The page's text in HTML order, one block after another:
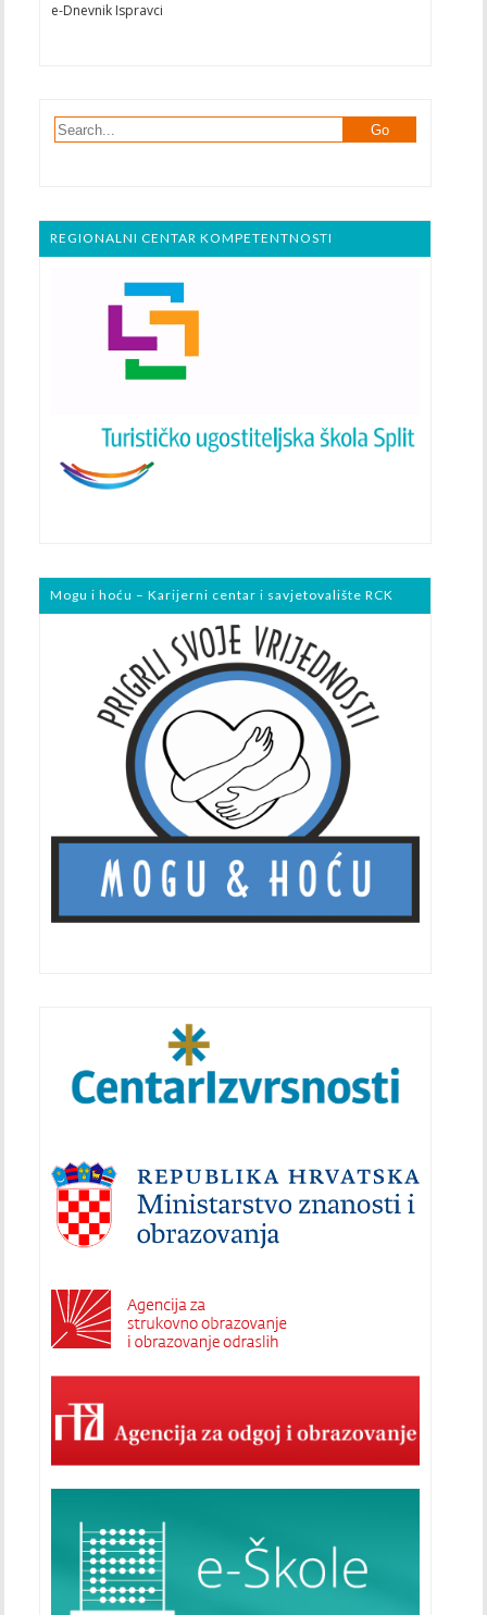
e-Dnevnik Ispravci
REGIONALNI CENTAR KOMPETENTNOSTI
Mogu i hoću – Karijerni centar i savjetovalište RCK